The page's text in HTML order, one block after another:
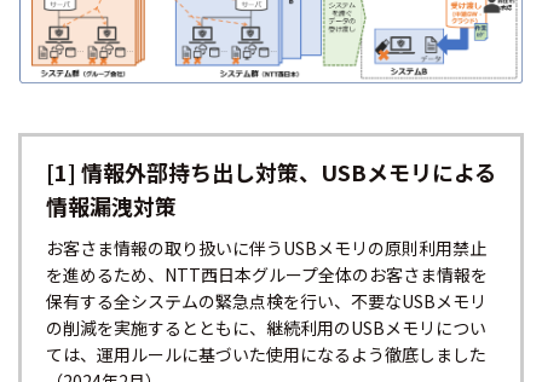
[1] 情報外部持ち出し対策、USBメモリによる
情報漏洩対策
お客さま情報の取り扱いに伴うUSBメモリの原則利用禁止
を進めるため、NTT西日本グループ全体のお客さま情報を
保有する全システムの緊急点検を行い、不要なUSBメモリ
の削減を実施するとともに、継続利用のUSBメモリについ
ては、運用ルールに基づいた使用になるよう徹底しました